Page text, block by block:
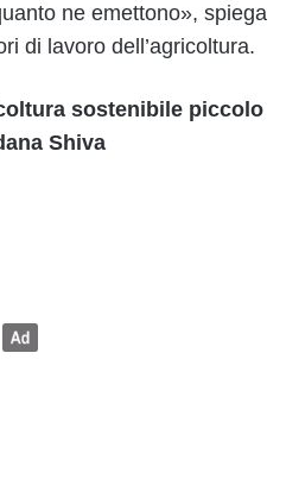
ne emettono», spiega
di lavoro dell’agricoltura.
sostenibile piccolo
Shiva